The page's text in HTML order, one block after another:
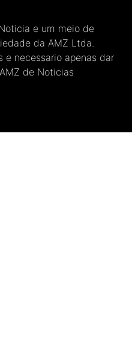
e um meio de
da AMZ Ltda.
e necessario apenas dar
de Noticias